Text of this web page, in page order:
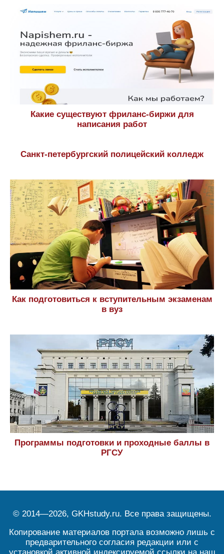
Какие существуют фриланс-биржи для
написания работ
Санкт-петербургский полицейский колледж
Как подготовиться к вступительным экзаменам
в вуз
Программы подготовки и проходные баллы в
РГСУ
© 2014—2026, GKHstudy.ru. Все права защищены.
Копирование материалов портала возможно лишь с
предварительного согласия редакции или с